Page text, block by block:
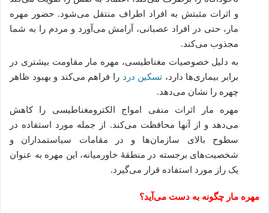
و اثرات مثبتش به افراد اطراف منتقل می‌شود. حضور مهره
مار، حتی در افراد عصبانی، آرامش می‌آورد و مردم را به شما
مجذوب می‌کند.
به دلیل خصوصیات مغناطیسی، مهره مار مقاومت بیشتری در
برابر بیماری‌ها دارد، تسکین درد را فراهم می‌کند و بهبود ظاهر
چهره را نشان می‌دهد.
مهره مار اثرات منفی امواج الکترومغناطیسی را کاهش
می‌دهد و از آنها محافظت می‌کند. از جمله مورد استفاده در
سطوح بالای سازمان‌ها و در مقامات سیاستمداران و
شخصیت‌های برجسته در منطقهٔ خاورمیانه، این مهره به عنوان
یک راز مورد استفاده قرار می‌گیرد.
مهره مار چگونه به دست می‌آید؟